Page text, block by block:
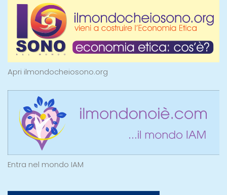
Apri ilmondocheiosono.org
Entra nel mondo IAM